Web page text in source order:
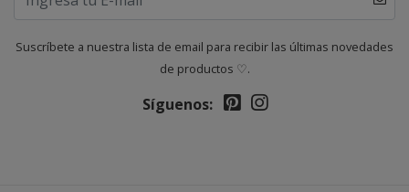
Suscríbete a nuestra lista de email para recibir las últimas novedades
de productos ♡.
Síguenos: